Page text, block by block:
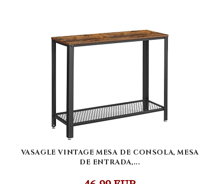
VASAGLE VINTAGE MESA DE CONSOLA, MESA
DE ENTRADA,...